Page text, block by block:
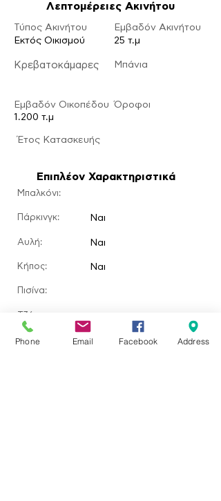
Λεπτομέρειες Ακινήτου
Τύπος Ακινήτου
Εκτός Οικισμού
Κρεβατοκάμαρες
Εμβαδόν Οικοπέδου
1.200 τ.μ
Εμβαδόν Ακινήτου
25 τ.μ
Μπάνια
Όροφοι
​Έτος Κατασκευής
Επιπλέον Χαρακτηριστικά
Μπαλκόνι:
Πάρκινγκ: Ναι
Αυλή: Ναι
​Κήπος: Ναι
Πισίνα:
Τζάκι:
Τοποθεσία ακινήτου
Phone Email Facebook Address